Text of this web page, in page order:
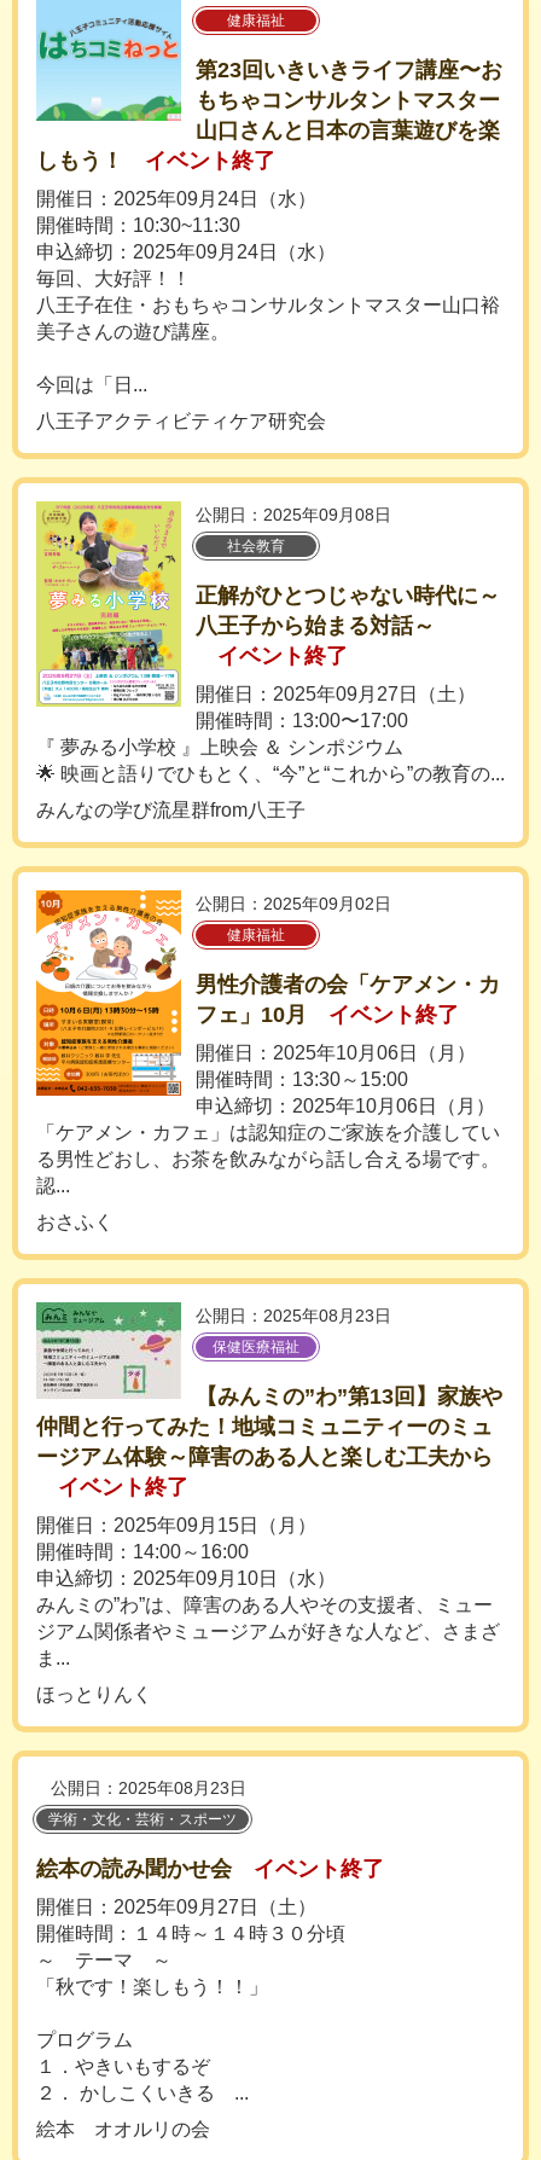
健康福祉
第23回いきいきライフ講座〜お
もちゃコンサルタントマスター
山口さんと日本の言葉遊びを楽
しもう！
イベント終了
開催日：2025年09月24日（水）
開催時間：10:30~11:30
申込締切：2025年09月24日（水）
毎回、大好評！！
八王子在住・おもちゃコンサルタントマスター山口裕
美子さんの遊び講座。
今回は「日...
八王子アクティビティケア研究会
公開日：2025年09月08日
社会教育
正解がひとつじゃない時代に～
八王子から始まる対話～
イベント終了
開催日：2025年09月27日（土）
開催時間：13:00〜17:00
『 夢みる小学校 』上映会 ＆ シンポジウム
🌟 映画と語りでひもとく、“今”と“これから”の教育の...
みんなの学び流星群from八王子
公開日：2025年09月02日
健康福祉
男性介護者の会「ケアメン・カ
フェ」10月
イベント終了
開催日：2025年10月06日（月）
開催時間：13:30～15:00
申込締切：2025年10月06日（月）
「ケアメン・カフェ」は認知症のご家族を介護してい
る男性どおし、お茶を飲みながら話し合える場です。
認...
おさふく
公開日：2025年08月23日
保健医療福祉
【みんミの”わ”第13回】家族や
仲間と行ってみた！地域コミュニティーのミュ
ージアム体験～障害のある人と楽しむ工夫から
イベント終了
開催日：2025年09月15日（月）
開催時間：14:00～16:00
申込締切：2025年09月10日（水）
みんミの”わ”は、障害のある人やその支援者、ミュー
ジアム関係者やミュージアムが好きな人など、さまざ
ま...
ほっとりんく
公開日：2025年08月23日
学術・文化・芸術・スポーツ
絵本の読み聞かせ会 イベント終了
開催日：2025年09月27日（土）
開催時間：１４時～１４時３０分頃
～ テーマ ～
「秋です！楽しもう！！」
プログラム
１．やきいもするぞ
２． かしこくいきる ...
絵本 オオルリの会